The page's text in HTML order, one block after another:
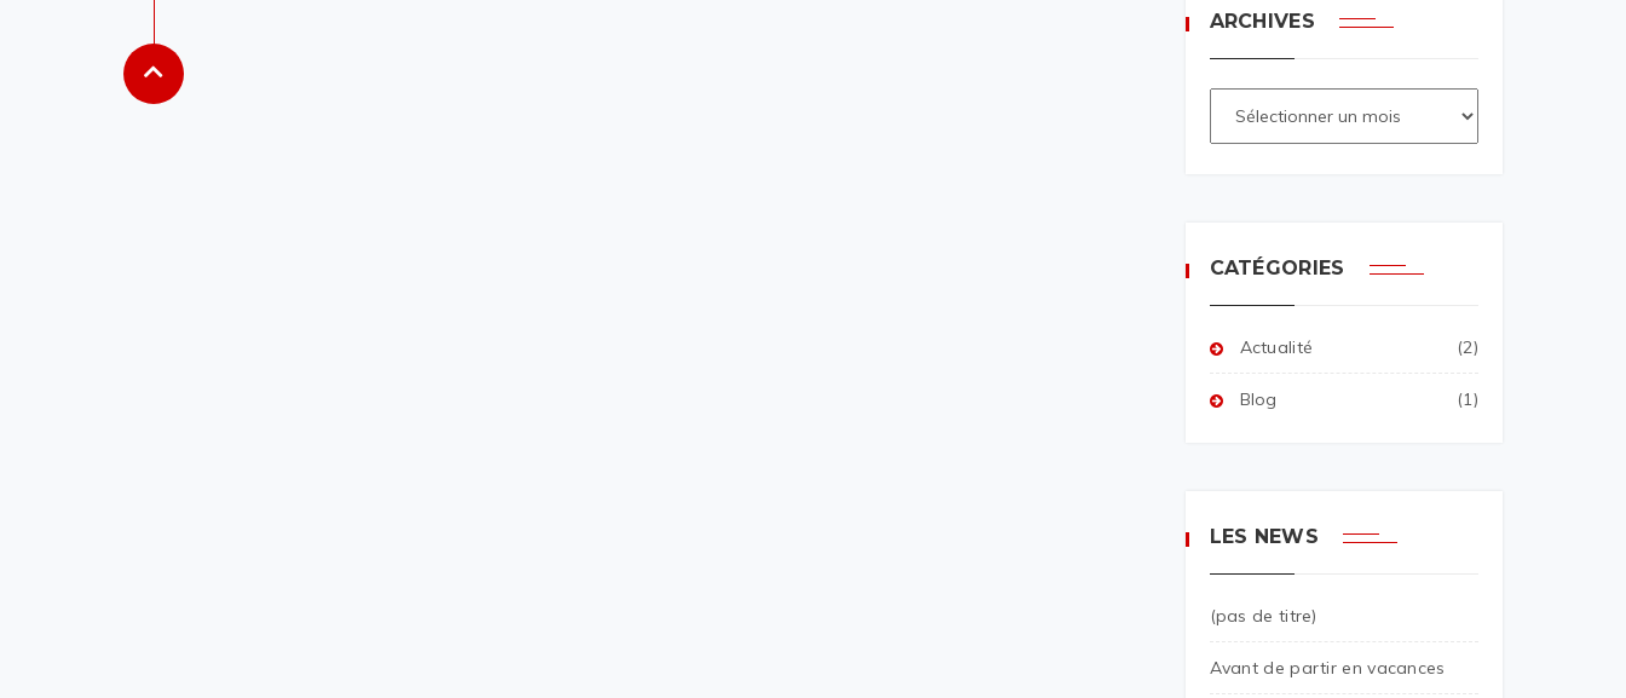
ARCHIVES
CATÉGORIES
Actualité (2)
Blog (1)
LES NEWS
(pas de titre)
Avant de partir en vacances